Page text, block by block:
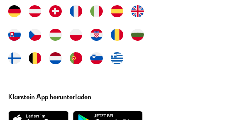
Klarstein App herunterladen